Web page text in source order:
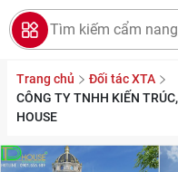
Trang chủ
Đối tác XTA
CÔNG TY TNHH KIẾN
HOUSE